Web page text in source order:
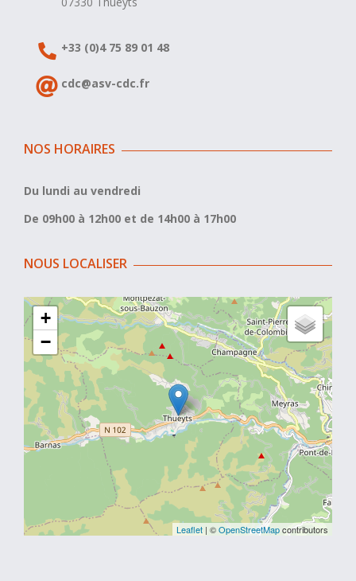
+33 (0)4 75 89 01 48
cdc@asv-cdc.fr
NOS HORAIRES
Du lundi au vendredi
De 09h00 à 12h00 et de 14h00 à 17h00
NOUS LOCALISER
+
−
Leaflet | ©OpenStreetMapcontributors